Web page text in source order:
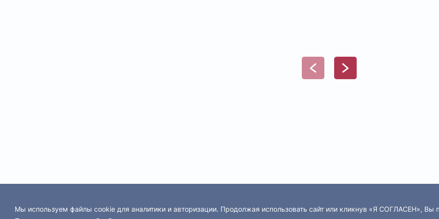
Мы используем файлы cookie для аналитики и авторизации. Продолжая использовать сайт или кликнув «Я СОГЛАСЕН», Вы